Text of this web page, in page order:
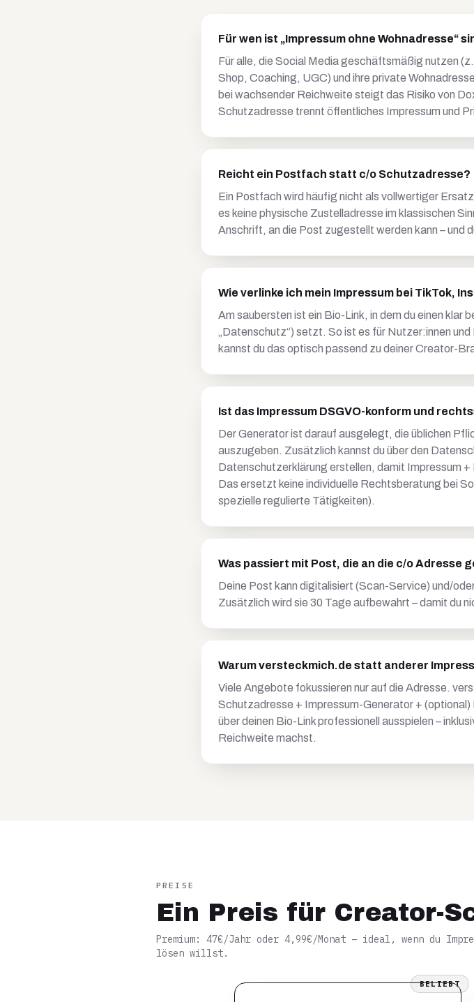
Für wen ist „Impressum ohne Wohnadresse“
Für alle, die Social Media geschäftsmäßig nutzen
Shop, Coaching, UGC) und ihre private
bei wachsender Reichweite steigt das Risiko von
Schutzadresse trennt öffentliches Impressum und
Reicht ein Postfach statt c/o Schutzadresse?
Ein Postfach wird häufig nicht als vollwertiger
es keine physische Zustelladresse im klassischen
Anschrift, an die Post zugestellt werden kann – und
Wie verlinke ich mein Impressum bei TikTok,
Am saubersten ist ein Bio-Link, in dem du einen klar
„Datenschutz“) setzt. So ist es für Nutzer:innen
kannst du das optisch passend zu deiner Creator-
Ist das Impressum DSGVO-konform und
Der Generator ist darauf ausgelegt, die üblichen
auszugeben. Zusätzlich kannst du über den
Datenschutzerklärung erstellen, damit Impressum
Das ersetzt keine individuelle Rechtsberatung bei
spezielle regulierte Tätigkeiten).
Was passiert mit Post, die an die c/o Adresse
Deine Post kann digitalisiert (Scan-Service) und/
Zusätzlich wird sie 30 Tage aufbewahrt – damit du
Warum versteckmich.de statt anderer
Viele Angebote fokussieren nur auf die Adresse.
Schutzadresse + Impressum-Generator +
über deinen Bio-Link professionell ausspielen –
Reichweite machst.
PREISE
Ein Preis für Creator-
Premium: 47€/Jahr oder 4,99€/Monat – ideal, wenn du
lösen willst.
BELIEBT